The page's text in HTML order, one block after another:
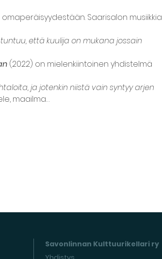
Saarisalon musiikkia
että kuulija on mukana jossain
(2022) on mielenkiintoinen yhdistelmä
ja jotenkin niistä vain syntyy arjen
maailma…
Savonlinnan Kulttuurikellari ry